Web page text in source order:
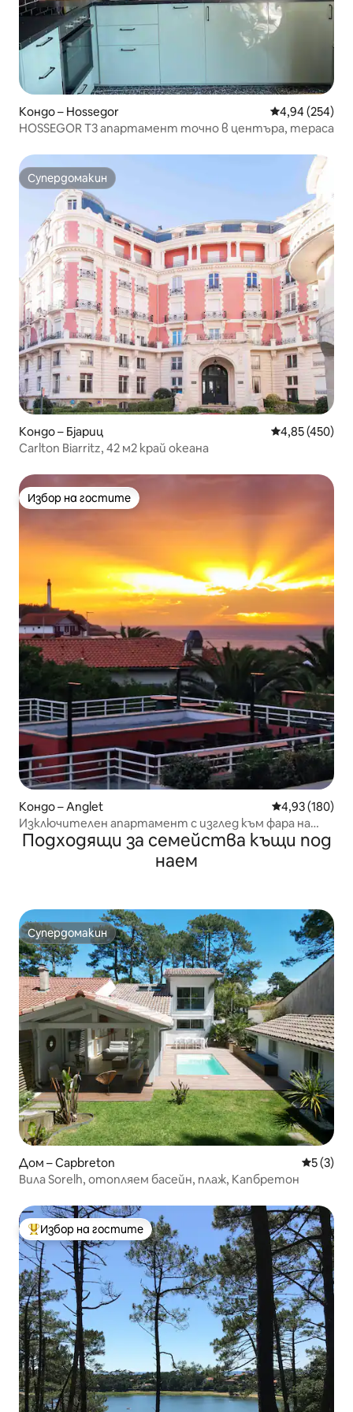
Кондо – Hossegor Средна
4,94 (254)
HOSSEGOR T3 апартамент точно в центъра, тераса
Супердомакин
Супердомакин
Кондо – Бјариц Средна
4,85 (450)
Carlton Biarritz, 42 м2 край океана
Избор на гостите
Избор на гостите
Кондо – Anglet Средна
4,93 (180)
Изключителен апартамент с изглед към фара на
Биариц
Подходящи за семейства къщи под
наем
Супердомакин
Супердомакин
Дом – Capbreton Средна
5 (3)
Вила Sorelh, отопляем басейн, плаж, Капбретон
Най-популярен избор на гостите
Избор на гостите